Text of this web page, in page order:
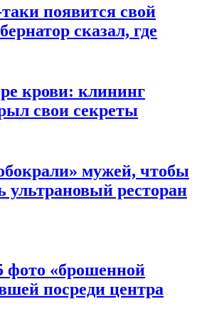
появится свой
сказал, где
крови: клининг
свои секреты
мужей, чтобы
ультрановый ресторан
фото «брошенной
посреди центра